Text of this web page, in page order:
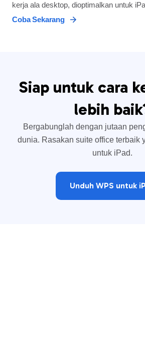
kerja ala desktop, dioptimalkan untuk
Coba Sekarang
Siap untuk cara
lebih
Bergabunglah dengan jutaan
dunia. Rasakan suite office terbaik
untuk iPad.
Unduh WPS untuk